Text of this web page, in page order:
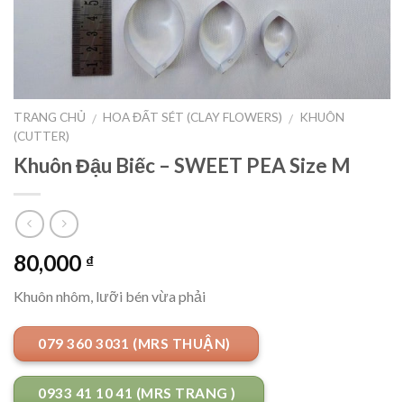
TRANG CHỦ / HOA ĐẤT SÉT (CLAY FLOWERS) / KHUÔN
(CUTTER)
Khuôn Đậu Biếc – SWEET PEA Size M
80,000 ₫
Khuôn nhôm, lưỡi bén vừa phải
079 360 3031 (MRS THUẬN)
0933 41 10 41 (MRS TRANG )